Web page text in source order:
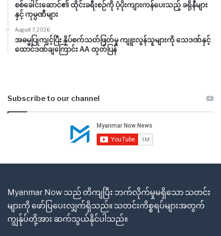
စစ်ခေါင်းဆောင်၏ ထိုင်းခရီးစဉ်ကို ပံ့ပိုးကျားကန်ပေးသည့် ခရိုနီများ
နှင့် ကုမ္ပဏီများ
August 7, 2026
အဓမ္မပြုကျင့်ပြီး နှိပ်စက်သတ်ဖြတ်မှု ကျူးလွန်သူများကို သေဒဏ်နှင့်
ထောင်ဒဏ်ချကြောင်း AA ထုတ်ပြန်
Subscribe to our channel
Myanmar Now သည် တိကျပြီး ဘက်လိုက်မှုမရှိသော သတင်း
များကို ဖော်ပြပေးလျှက်ရှိသည်။ သတင်းကိစ္စရပ်များအတွက်
ကျွန်ုပ်တို့အား ဆက်သွယ်နိုင်ပါသည်။